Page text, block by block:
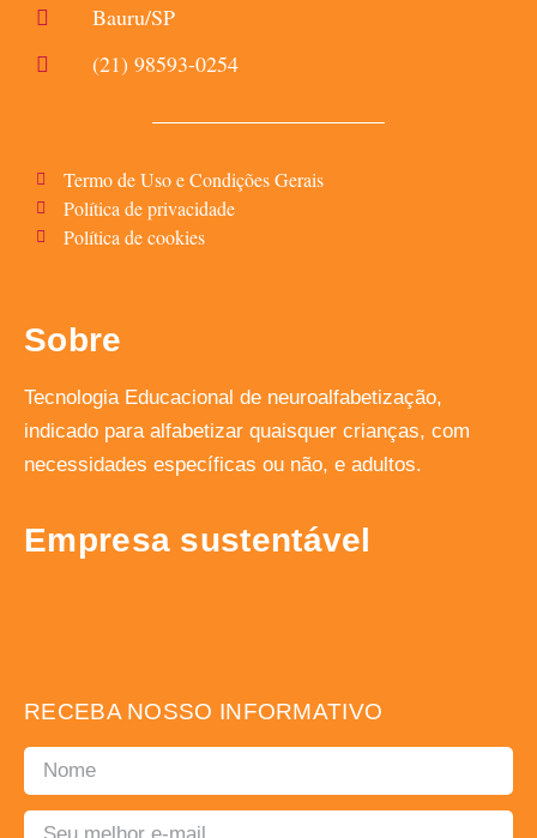
Bauru/SP
(21) 98593-0254
Termo de Uso e Condições Gerais
Política de privacidade
Política de cookies
Sobre
Tecnologia Educacional de neuroalfabetização,
indicado para alfabetizar quaisquer crianças, com
necessidades específicas ou não, e adultos.
Empresa sustentável
RECEBA NOSSO INFORMATIVO